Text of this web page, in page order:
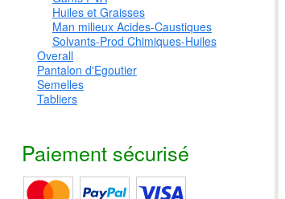
Huiles et Graisses
Man milieux Acides-Caustiques
Solvants-Prod Chimiques-Huiles
Overall
Pantalon d'Egoutier
Semelles
Tabliers
Paiement sécurisé